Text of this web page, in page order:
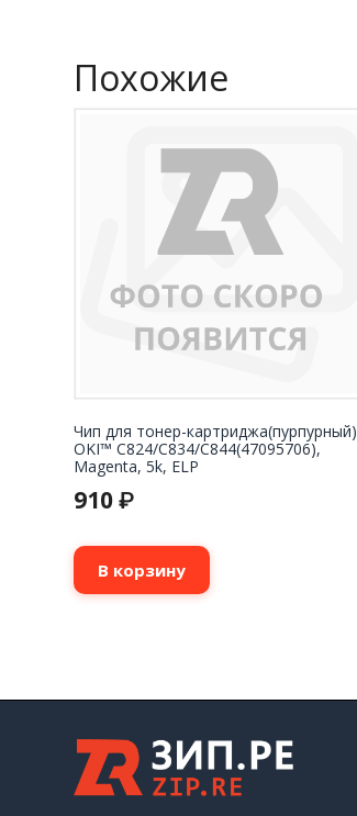
Похожие
Чип для тонер-картриджа(пурпурный)
OKI™ C824/C834/C844(47095706),
Magenta, 5k, ELP
910 ₽
В корзину